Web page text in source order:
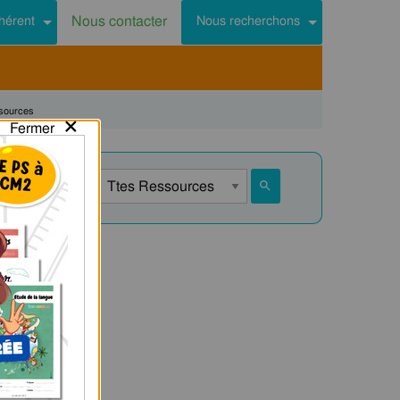
Nous contacter Nous recherchons
Fermer×